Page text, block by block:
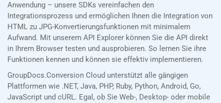
Anwendung – unsere SDKs vereinfachen den
Integrationsprozess und ermöglichen Ihnen die Integration von
HTML zu JPG-Konvertierungsfunktionen mit minimalem
Aufwand. Mit unserem API Explorer können Sie die API direkt
in Ihrem Browser testen und ausprobieren. So lernen Sie ihre
Funktionen kennen und können sie effektiv implementieren.
GroupDocs.Conversion Cloud unterstützt alle gängigen
Plattformen wie .NET, Java, PHP, Ruby, Python, Android, Go,
JavaScript und cURL. Egal, ob Sie Web-, Desktop- oder mobile